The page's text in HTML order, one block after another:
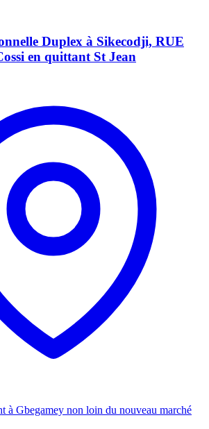
Duplex à Sikecodji, RUE
en quittant St Jean